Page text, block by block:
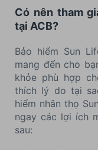
Có nên tham
tại ACB?
Bảo hiểm Sun
mang đến cho
khỏe phù hợp
thích lý do tại
hiểm nhân thọ
ngay các lợi ích
sau: